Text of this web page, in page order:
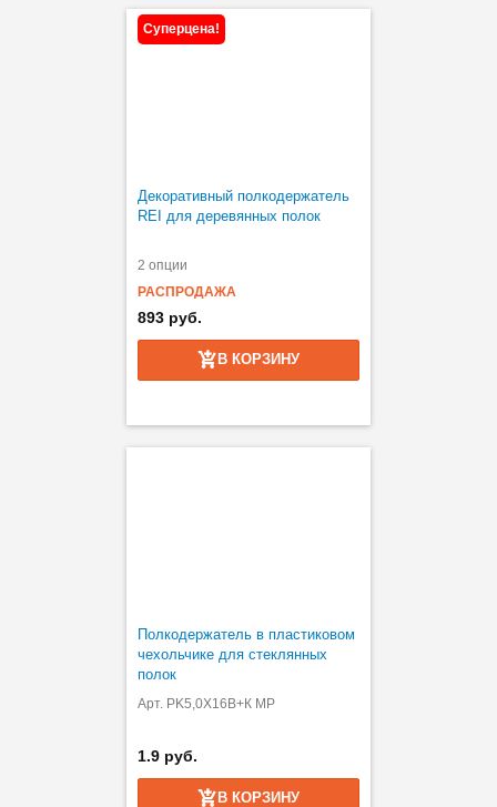
Суперцена!
Декоративный полкодержатель
REI для деревянных полок
2 опции
РАСПРОДАЖА
893 руб.
В КОРЗИНУ
Полкодержатель в пластиковом
чехольчике для стеклянных
полок
Арт. PK5,0X16B+К MP
1.9 руб.
В КОРЗИНУ